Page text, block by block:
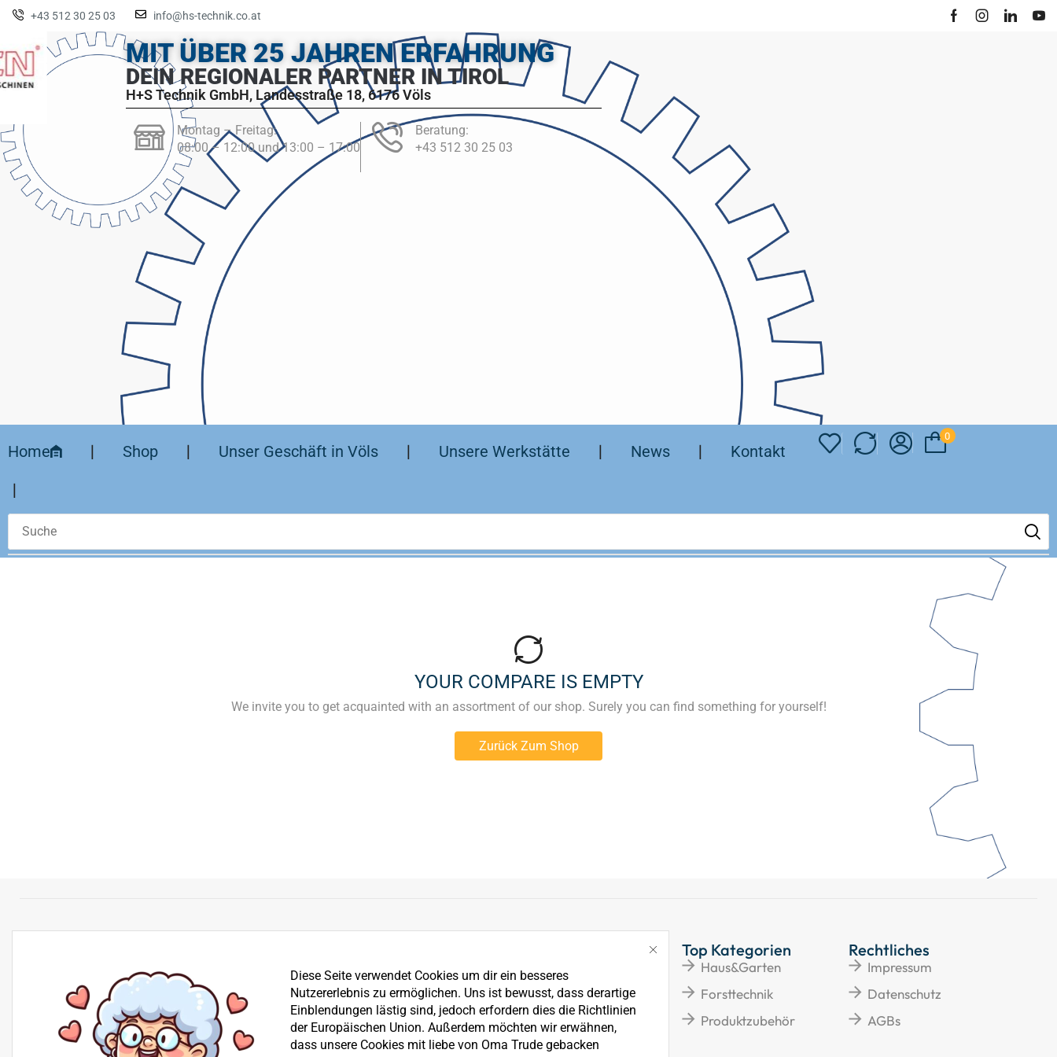
+43 512 30 25 03 info@hs-technik.co.at
MIT ÜBER 25 JAHREN ERFAHRUNG
DEIN REGIONALER PARTNER IN TIROL
H+S Technik GmbH, Landesstraße 18, 6176 Völs
Montag – Freitag:
08:00 – 12:00 und 13:00 – 17:00
Beratung:
+43 512 30 25 03
Home ❘ Shop ❘ Unser Geschäft in Völs ❘ Unsere Werkstätte ❘ News ❘ Kontakt
❘
0
YOUR COMPARE IS EMPTY
We invite you to get acquainted with an assortment of our shop. Surely you can find something for yourself!
Zurück Zum Shop
Diese Seite verwendet Cookies um dir ein besseres
Nutzererlebnis zu ermöglichen. Uns ist bewusst, dass derartige
Einblendungen lästig sind, jedoch erfordern dies die Richtlinien
der Europäischen Union. Außerdem möchten wir erwähnen,
dass unsere Cookies mit liebe von Oma Trude gebacken
News
Kontakt
Top Kategorien
Haus&Garten
Forsttechnik
Produktzubehör
Rechtliches
Impressum
Datenschutz
AGBs